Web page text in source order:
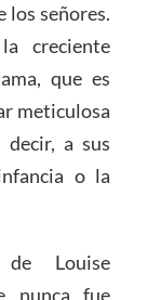
los señores.
creciente
que es
meticulosa
decir, a sus
o la
Louise
nunca fue